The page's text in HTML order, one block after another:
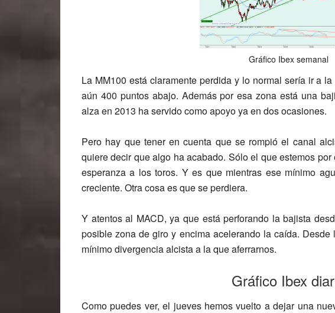
Gráfico Ibex semanal
La MM100 está claramente perdida y lo normal sería ir a
aún 400 puntos abajo. Además por esa zona está una
alza en 2013 ha servido como apoyo ya en dos ocasiones.
Pero hay que tener en cuenta que se rompió el canal
quiere decir que algo ha acabado. Sólo el que estemos
esperanza a los toros. Y es que mientras ese mínimo
creciente. Otra cosa es que se perdiera.
Y atentos al MACD, ya que está perforando la bajista
posible zona de giro y encima acelerando la caída.
mínimo divergencia alcista a la que aferrarnos.
Gráfico Ibex
Como puedes ver, el jueves hemos vuelto a dejar una